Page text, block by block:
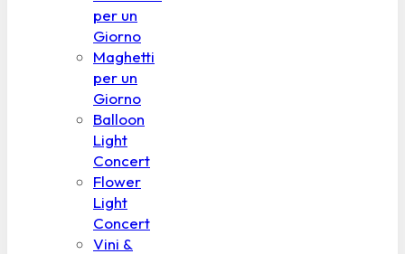
per un
Giorno
Maghetti
per un
Giorno
Balloon
Light
Concert
Flower
Light
Concert
Vini &